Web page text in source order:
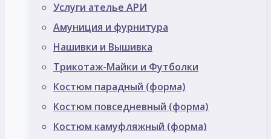
Услуги ателье АРИ
Амуниция и фурнитура
Нашивки и Вышивка
Трикотаж-Майки и Футболки
Костюм парадный (форма)
Костюм повседневный (форма)
Костюм камуфляжный (форма)